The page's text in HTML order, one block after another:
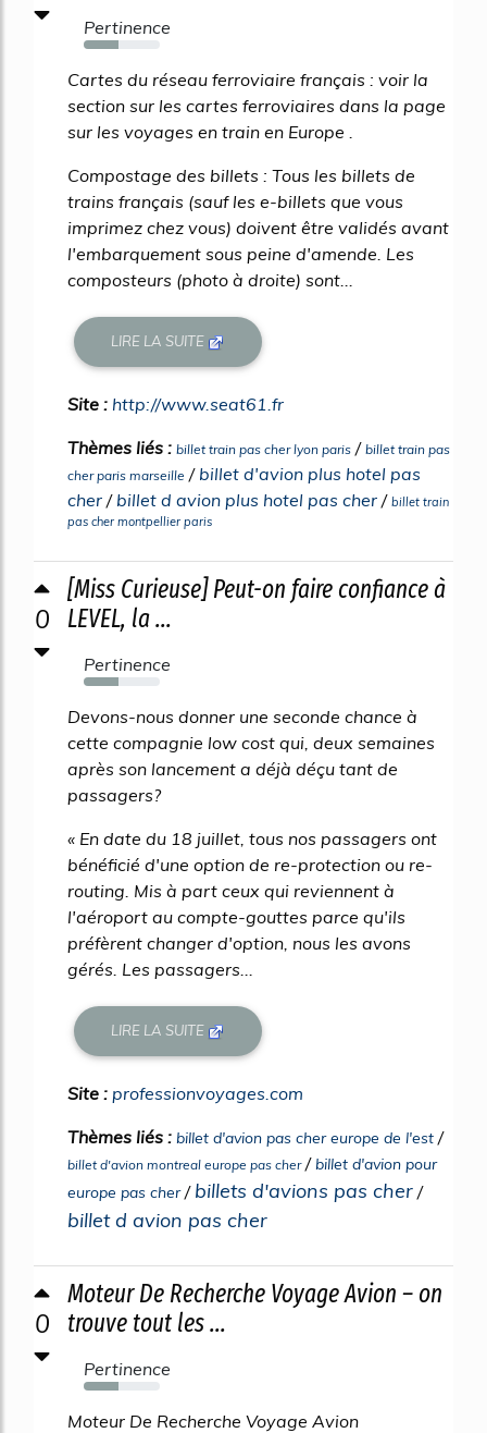
Pertinence
46%
Cartes du réseau ferroviaire français : voir la
section sur les cartes ferroviaires dans la page
sur les voyages en train en Europe .
Compostage des billets : Tous les billets de
trains français (sauf les e-billets que vous
imprimez chez vous) doivent être validés avant
l'embarquement sous peine d'amende. Les
composteurs (photo à droite) sont...
LIRE LA SUITE
Site : http://www.seat61.fr
Thèmes liés : billet train pas cher lyon paris / billet train pas
cher paris marseille / billet d'avion plus hotel pas
cher / billet d avion plus hotel pas cher / billet train
pas cher montpellier paris
0
[Miss Curieuse] Peut-on faire confiance à
LEVEL, la ...
Pertinence
46%
Devons-nous donner une seconde chance à
cette compagnie low cost qui, deux semaines
après son lancement a déjà déçu tant de
passagers?
« En date du 18 juillet, tous nos passagers ont
bénéficié d'une option de re-protection ou re-
routing. Mis à part ceux qui reviennent à
l'aéroport au compte-gouttes parce qu'ils
préfèrent changer d'option, nous les avons
gérés. Les passagers...
LIRE LA SUITE
Site : professionvoyages.com
Thèmes liés : billet d'avion pas cher europe de l'est /
billet d'avion montreal europe pas cher/billet d'avion pour
europe pas cher/ billets d'avions pas cher /
billet d avion pas cher
0
Moteur De Recherche Voyage Avion – on
trouve tout les ...
Pertinence
46%
Moteur De Recherche Voyage Avion